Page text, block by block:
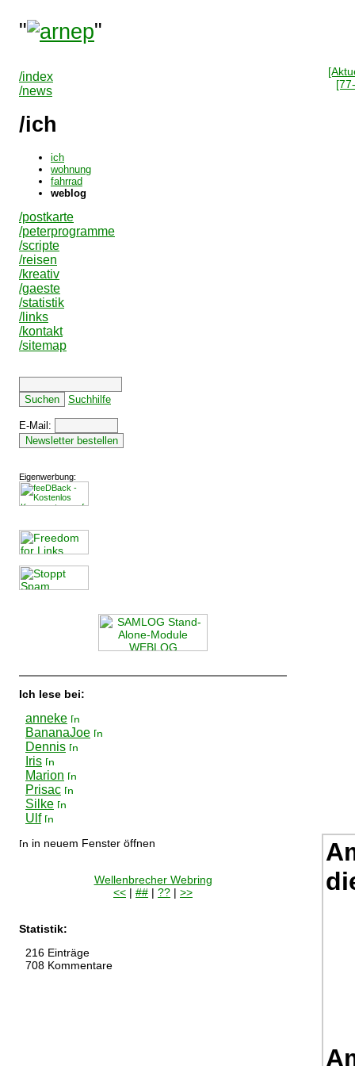
" "
/index
/news
/ich
ich
wohnung
fahrrad
weblog
/postkarte
/peterprogramme
/scripte
/reisen
/kreativ
/gaeste
/statistik
/links
/kontakt
/sitemap
Suchhilfe
E-Mail:
Eigenwerbung:
Ich lese bei:
anneke
BananaJoe
Dennis
Iris
Marion
Prisac
Silke
Ulf
in neuem Fenster öffnen
Wellenbrecher Webring
<< | ## | ?? | >>
Statistik:
216 Einträge
708 Kommentare